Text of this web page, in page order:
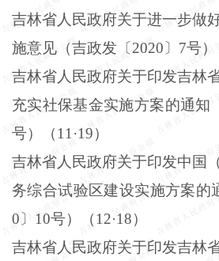
吉林省人民政府关于进一步做
施意见（吉政发〔2020〕 7号）
吉林省人民政府关于印发吉林
充实社保基金实施方案的通知
号）（11 ·19）
吉林省人民政府关于印发中国
务综合试验区建设实施方案的
0〕 10号）（12·18）
吉林省人民政府关于印发吉林